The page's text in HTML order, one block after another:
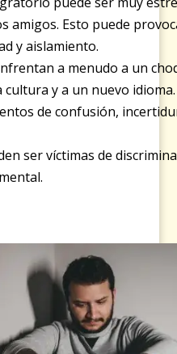
amigos. Esto puede
y aislamiento.
a menudo a un
y a un nuevo
de confusión,
ser víctimas de